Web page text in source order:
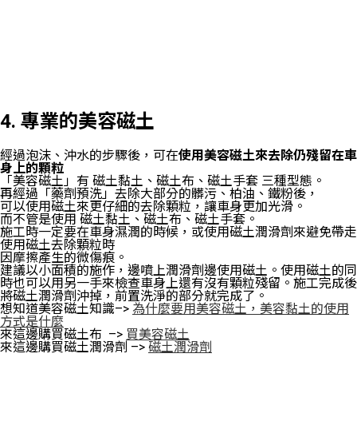
4. 專業的美容磁土
經過泡沫、沖水的步驟後，可在使用美容磁土來去除仍殘留在車
身上的顆粒
「美容磁土」有 磁土黏土、磁土布、磁土手套 三種型態。
再經過「藥劑預洗」去除大部分的髒污、柏油、鐵粉後，
可以使用磁土來更仔細的去除顆粒，讓車身更加光滑。
而不管是使用 磁土黏土、磁土布、磁土手套。
施工時一定要在車身濕潤的時候，或使用磁土潤滑劑來避免帶走
使用磁土去除顆粒時
因摩擦產生的微傷痕。
建議以小面積的施作，邊噴上潤滑劑邊使用磁土。使用磁土的同
時也可以用另一手來檢查車身上還有沒有顆粒殘留。施工完成後
將磁土潤滑劑沖掉，前置洗淨的部分就完成了。
想知道美容磁土知識–> 為什麼要用美容磁土，美容黏土的使用
方式是什麼
來這邊購買磁土布 –> 買美容磁土
來這邊購買磁土潤滑劑 –> 磁土潤滑劑